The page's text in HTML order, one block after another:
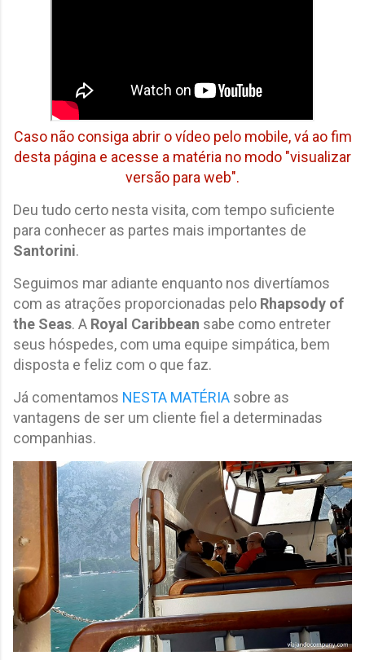
Caso não consiga abrir o vídeo pelo mobile, vá ao fim
desta página e acesse a matéria no modo "visualizar
versão para web".
Deu tudo certo nesta visita, com tempo suficiente
para conhecer as partes mais importantes de
Santorini.
Seguimos mar adiante enquanto nos divertíamos
com as atrações proporcionadas pelo Rhapsody of
the Seas. A Royal Caribbean sabe como entreter
seus hóspedes, com uma equipe simpática, bem
disposta e feliz com o que faz.
Já comentamos NESTA MATÉRIA sobre as
vantagens de ser um cliente fiel a determinadas
companhias.